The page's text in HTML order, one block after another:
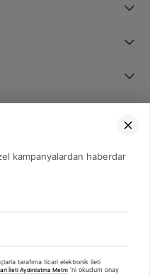
08 08
kampanyalardan haberdar
tarafıma ticari elektronik ileti
İleti Aydınlatma Metni 'ni okudum onay